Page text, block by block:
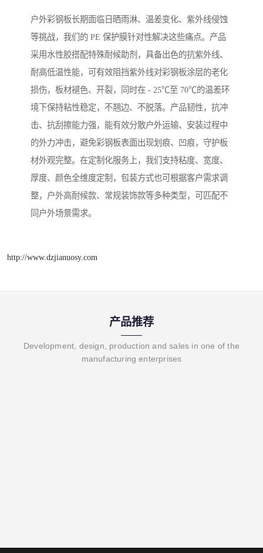
户外彩钢板长期面临日晒雨淋、温差变化、紫外线侵蚀
等挑战，我们的 PE 保护膜针对性解决这些痛点。产品
采用水性胶搭配特殊耐候助剂，具备出色的抗紫外线、
耐高低温性能，可有效阻挡紫外线对彩钢板涂层的老化
损伤，板材褪色、开裂，同时在 - 25℃至 70℃的温差环
境下保持粘性稳定，不翘边、不脱落。产品韧性，抗冲
击、抗刮擦能力强，能有效分散户外运输、安装过程中
的外力冲击，避免彩钢板表面出现划痕、凹痕，守护板
材外观完整。在定制化服务上，我们支持粘度、宽度、
厚度、颜色全维度定制，包装方式也可根据客户需求调
整，户外高耐候款、常规装饰款等多种类型，可匹配不
同户外场景需求。
http://www.dzjianuosy.com
产品推荐
Development, design, production and sales in one of the
manufacturing enterprises